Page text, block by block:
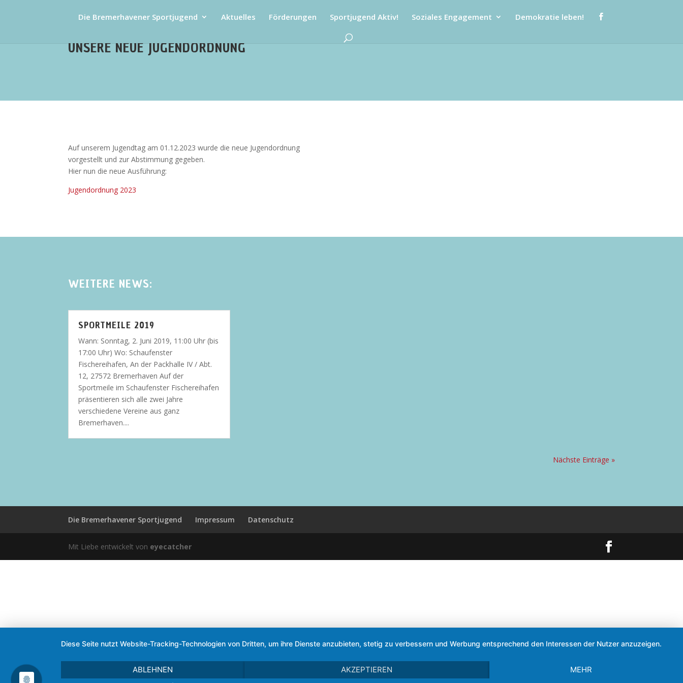
Diese Seite nutzt Website-Tracking-Technologien von Dritten, um ihre Dienste anzubieten, stetig zu verbessern und Werbung entsprechend den Interessen der Nutzer anzuzeigen.
ABLEHNEN AKZEPTIEREN MEHR
Die Bremerhavener Sportjugend Aktuelles Förderungen Sportjugend Aktiv! Soziales Engagement Demokratie leben! 
UNSERE NEUE JUGENDORDNUNG
Auf unserem Jugendtag am 01.12.2023 wurde die neue Jugendordnung
vorgestellt und zur Abstimmung gegeben.
Hier nun die neue Ausführung:
Jugendordnung 2023
WEITERE NEWS:
SPORTMEILE 2019
Wann: Sonntag, 2. Juni 2019, 11:00 Uhr (bis
17:00 Uhr) Wo: Schaufenster
Fischereihafen, An der Packhalle IV / Abt.
12, 27572 Bremerhaven Auf der
Sportmeile im Schaufenster Fischereihafen
präsentieren sich alle zwei Jahre
verschiedene Vereine aus ganz
Bremerhaven....
Nächste Einträge »
Die Bremerhavener Sportjugend Impressum Datenschutz
Mit Liebe entwickelt von eyecatcher